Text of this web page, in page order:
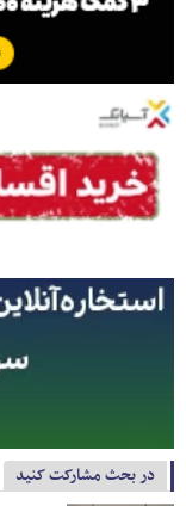
در بحث مشارکت کنید